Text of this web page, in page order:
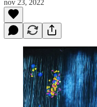
nov 23, 2022